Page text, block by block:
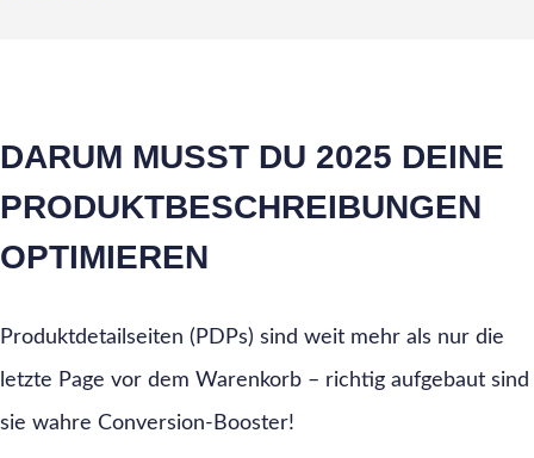
DARUM MUSST DU 2025 DEINE
PRODUKTBESCHREIBUNGEN
OPTIMIEREN
Produktdetailseiten (PDPs) sind weit mehr als nur die
letzte Page vor dem Warenkorb – richtig aufgebaut sind
sie wahre Conversion-Booster!